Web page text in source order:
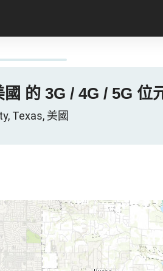
的 3G / 4G / 5G 位
Texas, 美國